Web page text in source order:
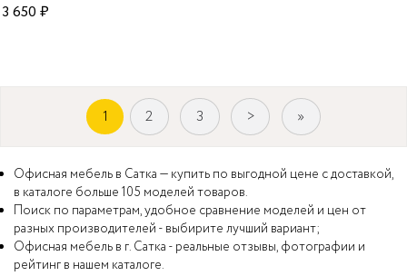
3 650₽
1 2 3 > »
Офисная мебель в Сатка — купить по выгодной цене с доставкой,
в каталоге больше 105 моделей товаров.
Поиск по параметрам, удобное сравнение моделей и цен от
разных производителей - выбирите лучший вариант;
Офисная мебель в г. Сатка - реальные отзывы, фотографии и
рейтинг в нашем каталоге.